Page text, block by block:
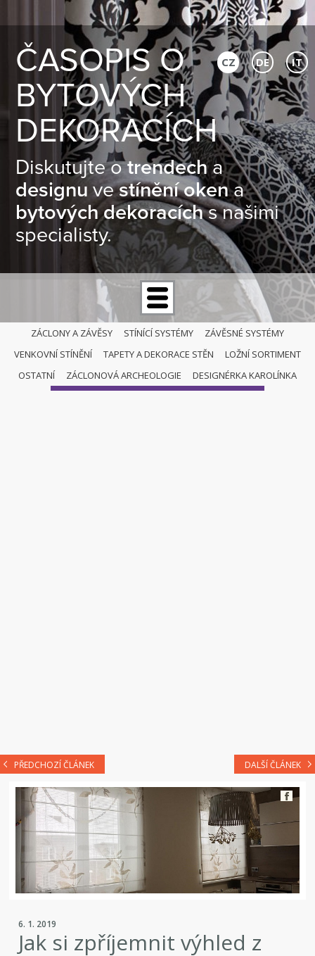
ČASOPIS O
BYTOVÝCH
DEKORACÍCH
Diskutujte otrendecha
designuvestínění okena
bytových dekoracíchs našimi
specialisty.
CZ DE IT
ZÁCLONY A ZÁVĚSY STÍNÍCÍ SYSTÉMY
ZÁVĚSNÉ SYSTÉMY
VENKOVNÍ STÍNĚNÍ
TAPETY A DEKORACE STĚN
LOŽNÍ SORTIMENT
OSTATNÍ
ZÁCLONOVÁ ARCHEOLOGIE DESIGNÉRKA KAROLÍNKA
ŘÍMSKÉ ROLETY
PŘEDCHOZÍ ČLÁNEK DALŠÍ ČLÁNEK
6. 1. 2019
Jak si zpříjemnit výhled z